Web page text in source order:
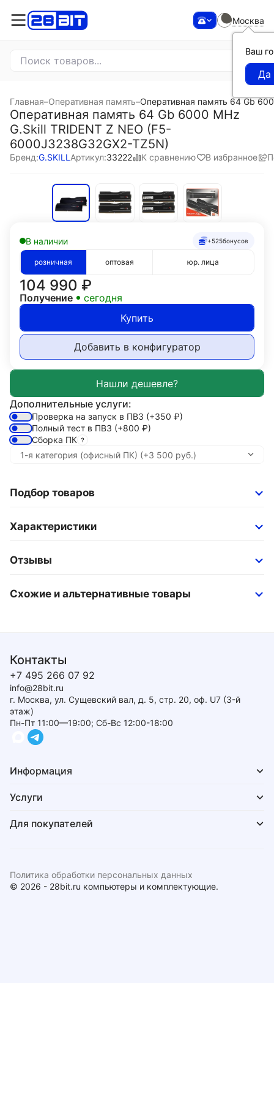
Москва
Ваш
Главная–Оперативная память–Оперативная память 64 Gb
Оперативная память 64 Gb 6000 MHz
G.Skill TRIDENT Z NEO (F5-
6000J3238G32GX2-TZ5N)
Бренд:G.SKILL Артикул:33222 К сравнению В избранное
В наличии +525бонусов
розничная оптовая юр. лица
104 990 ₽
Получение
сегодня
Купить
Добавить в конфигуратор
Дополнительные услуги:
Проверка на запуск в ПВЗ (+350 ₽)
Полный тест в ПВЗ (+800 ₽)
Сборка ПК
Подбор товаров
Характеристики
Отзывы
Схожие и альтернативные товары
Контакты
+7 495 266 07 92
info@28bit.ru
г. Москва, ул. Сущевский вал, д. 5, стр. 20, оф. U7 (3-й
этаж)
Пн-Пт 11:00—19:00; Сб-Вс 12:00-18:00
Информация
Услуги
Для покупателей
© 2026 - 28bit.ru компьютеры и комплектующие.
Политика обработки персональных данных